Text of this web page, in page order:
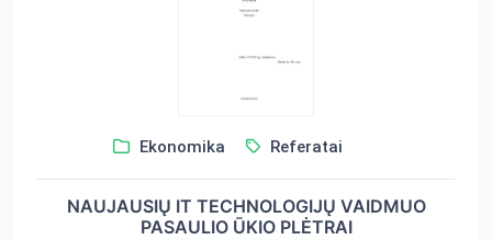
Ekonomika Referatai
NAUJAUSIŲ IT TECHNOLOGIJŲ VAIDMUO
PASAULIO ŪKIO PLĖTRAI